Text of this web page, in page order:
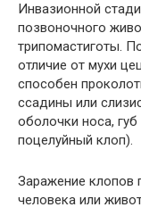
Инвазионной
позвоночного
трипомастиготы.
отличие от мухи
способен
ссадины или
оболочки носа,
поцелуйный клоп).
Заражение клопов
человека или